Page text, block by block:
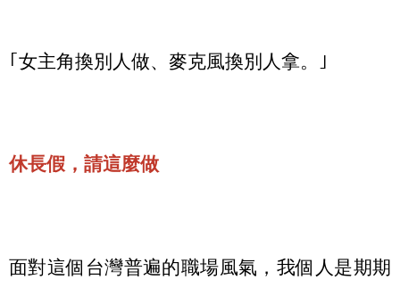
｢女主角換別人做、麥克風換別人拿。｣
休長假，請這麼做
面對這個台灣普遍的職場風氣，我個人是期期